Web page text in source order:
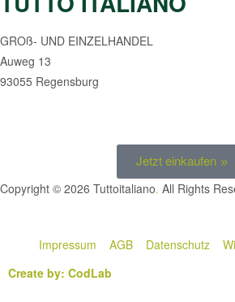
GROß- UND EINZELHANDEL
Auweg 13
93055 Regensburg
Jetzt einkaufen
Copyright © 2026 Tuttoitaliano. All Rights
Impressum AGB Datenschutz
Create by: CodLab